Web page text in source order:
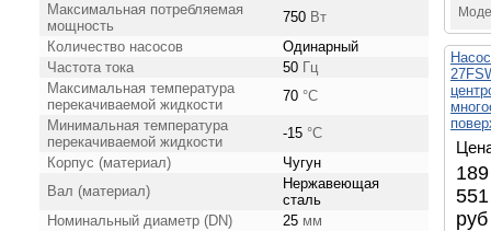
Максимальная потребляемая
мощность
750 Вт
Количество насосов
Одинарный
Частота тока
50 Гц
Максимальная температура
перекачиваемой жидкости
70 °С
Минимальная температура
перекачиваемой жидкости
-15 °С
Корпус (материал)
Чугун
Вал (материал)
Нержавеющая
сталь
Номинальный диаметр (DN)
25 мм
189
551
руб